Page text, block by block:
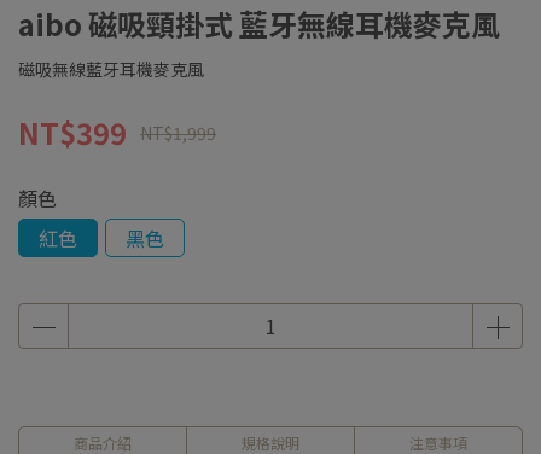
aibo 磁吸頸掛式 藍牙無線耳機麥克風
磁吸無線藍牙耳機麥克風
NT$399 NT$1,999
顏色
紅色
黑色
商品介紹 規格說明 注意事項